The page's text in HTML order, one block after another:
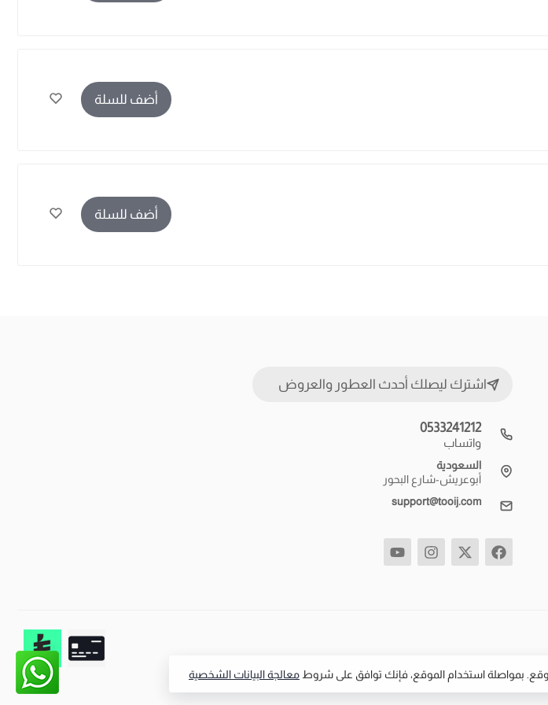
أضف للسلة
أضف للسلة
اشترك ليصلك أحدث العطور والعروض
0533241212
واتساب
السعودية
أبوعريش-شارع البحور
support@tooij.com
بمواصلة استخدام الموقع، فإنك توافق على شروط معالجة البيانات الشخصية